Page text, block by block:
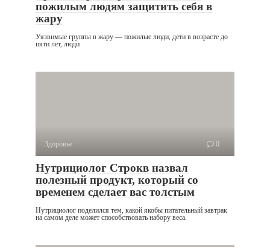
пожилым людям защитить себя в
жару
Уязвимые группы в жару — пожилые люди, дети в возрасте до
пяти лет, люди
Здоровье 0
Нутрициолог Строкв назвал
полезный продукт, который со
временем сделает вас толстым
Нутрициолог поделился тем, какой якобы питательный завтрак
на самом деле может способствовать набору веса.